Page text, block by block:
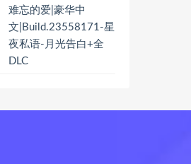
难忘的爱|豪华中
文|Build.23558171-星
夜私语-月光告白+全
DLC